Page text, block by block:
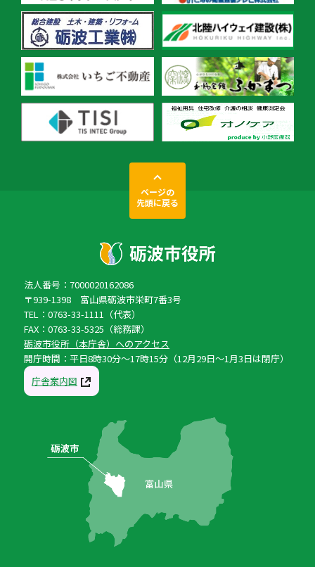
ページの
先頭に戻る
法人番号：7000020162086
〒939-1398 富山県砺波市栄町7番3号
TEL：0763-33-1111（代表）
FAX：0763-33-5325（総務課）
砺波市役所（本庁舎）へのアクセス
開庁時間：平日8時30分〜17時15分（12月29日〜1月3日は閉庁）
庁舎案内図